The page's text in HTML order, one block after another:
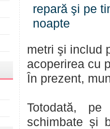
metri şi includ
acoperirea cu
În prezent,
Totodată,
schimbate și